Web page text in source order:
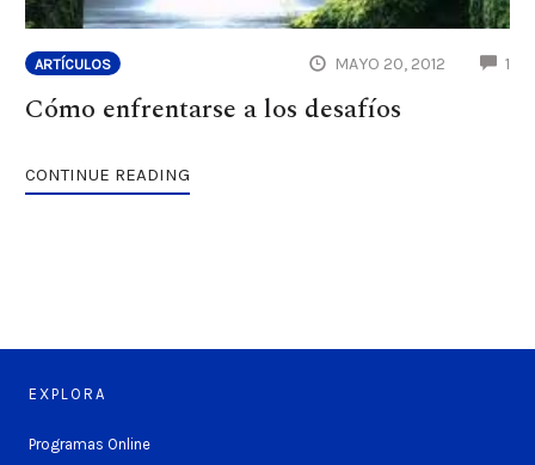
ARTÍCULOS MAYO 20, 2012 1
Cómo enfrentarse a los desafíos
CONTINUE READING
EXPLORA
Programas Online